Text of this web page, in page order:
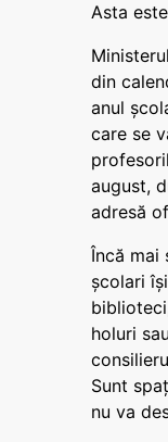
Asta
din
anul
care se
august,
adresă
Încă mai
școlari
holuri
Sunt
nu va